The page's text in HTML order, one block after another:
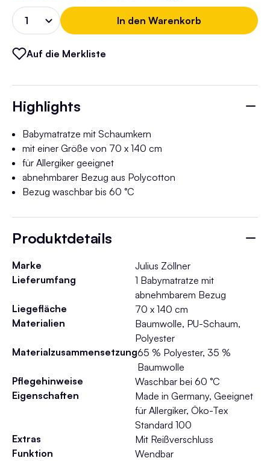
In den Warenkorb
Auf die Merkliste
Highlights
Babymatratze mit Schaumkern
mit einer Größe von 70 x 140 cm
für Allergiker geeignet
abnehmbarer Bezug aus Polycotton
Bezug waschbar bis 60 °C
Produktdetails
Marke
Julius Zöllner
Lieferumfang
1 Babymatratze mit
abnehmbarem Bezug
Liegefläche
70 x 140 cm
Materialien
Baumwolle, PU-Schaum,
Polyester
Materialzusammensetzung65 % Polyester, 35 %
Baumwolle
Pflegehinweise
Waschbar bei 60 °C
Eigenschaften
Made in Germany, Geeignet
für Allergiker, Öko-Tex
Standard 100
Extras
Mit Reißverschluss
Funktion
Wendbar